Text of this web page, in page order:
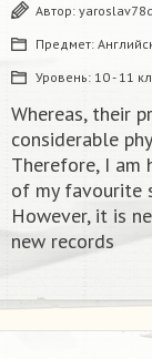
Автор:
Предмет:
Уровень: 10 - 11
Whereas, their
considerable
Therefore, I am
of my favourite
However, it is
new records​